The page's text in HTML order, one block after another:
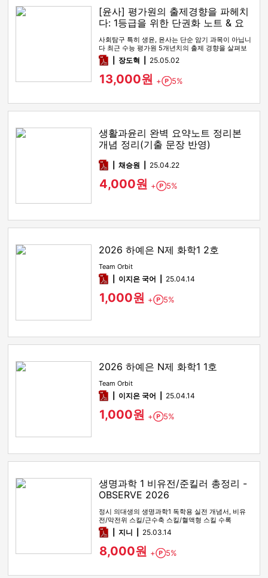
[윤사] 평가원의 출제경향을 파헤치
다: 1등급을 위한 단권화 노트 & 요
약본
사회탐구 특히 생윤, 윤사는 단순 암기 과목이 아닙니
다 최근 수능 평가원 5개년치의 출제 경향을 살펴보
면 2022 9모, 2…
pdf장도혁 25.05.02
13,000원 + Point
5%
생활과윤리 완벽 요약노트 정리본
개념 정리(기출 문장 반영)
pdf채승원 25.04.22
4,000원 + Point
5%
2026 하예은 N제 화학1 2호
Team Orbit
pdf이지은 국어 25.04.14
1,000원 + Point
5%
2026 하예은 N제 화학1 1호
Team Orbit
pdf이지은 국어 25.04.14
1,000원 + Point
5%
생명과학 1 비유전/준킬러 총정리 -
OBSERVE 2026
정시 의대생의 생명과학1 독학용 실전 개념서, 비유
전/막전위 스킬/근수축 스킬/혈액형 스킬 수록
pdf지니 25.03.14
8,000원 + Point
5%